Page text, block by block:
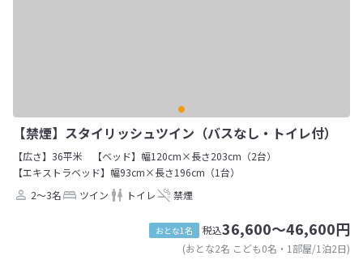
【禁煙】スタイリッシュツイン（バスなし・トイレ付）
【広さ】36平米
【ベッド】幅120cm×長さ203cm（2台）
【エキストラベッド】幅93cm×長さ196cm（1台）
2～3名
ツイン トイレ 禁煙
おとな1名 税込36,600～46,600円
(おとな2名 こども0名・1部屋/1泊2日)